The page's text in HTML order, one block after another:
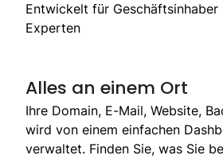
Entwickelt für Geschäftsinhaber
Experten
Alles an einem Ort
Ihre Domain, E-Mail, Website,
wird von einem einfachen
verwaltet. Finden Sie, was Sie